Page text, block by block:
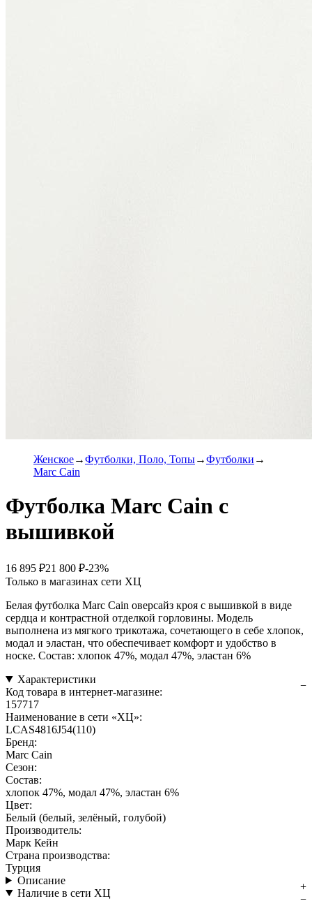
Женское Футболки, Поло, Топы
Футболки
Marc Cain
Футболка Marc Cain с
вышивкой
16 895 ₽21 800 ₽-23%
Только в магазинах сети ХЦ
Белая футболка Marc Cain оверсайз кроя с вышивкой в виде
сердца и контрастной отделкой горловины. Модель
выполнена из мягкого трикотажа, сочетающего в себе хлопок,
модал и эластан, что обеспечивает комфорт и удобство в
носке. Состав: хлопок 47%, модал 47%, эластан 6%
Характеристики
Код товара в интернет-магазине:
157717
Наименование в сети «ХЦ»:
LCAS4816J54(110)
Бренд:
Marc Cain
Сезон:
Состав:
хлопок 47%, модал 47%, эластан 6%
Цвет:
Белый (белый, зелёный, голубой)
Производитель:
Марк Кейн
Страна производства:
Турция
Описание
Наличие в сети ХЦ